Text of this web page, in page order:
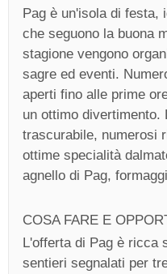
Pag è un'isola di festa,
che seguono la buona
stagione vengono
sagre ed eventi.
aperti fino alle prime
un ottimo divertimento.
trascurabile, numerosi
ottime specialità
agnello di Pag,
COSA FARE E
L'offerta di Pag è ricca
sentieri segnalati per